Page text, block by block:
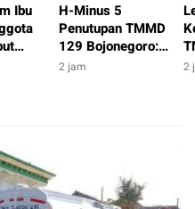
Ibu
dan
H-Minus 5
Penutupan TMMD
129 Bojonegoro:
Satgas Kebut
2 jam 2